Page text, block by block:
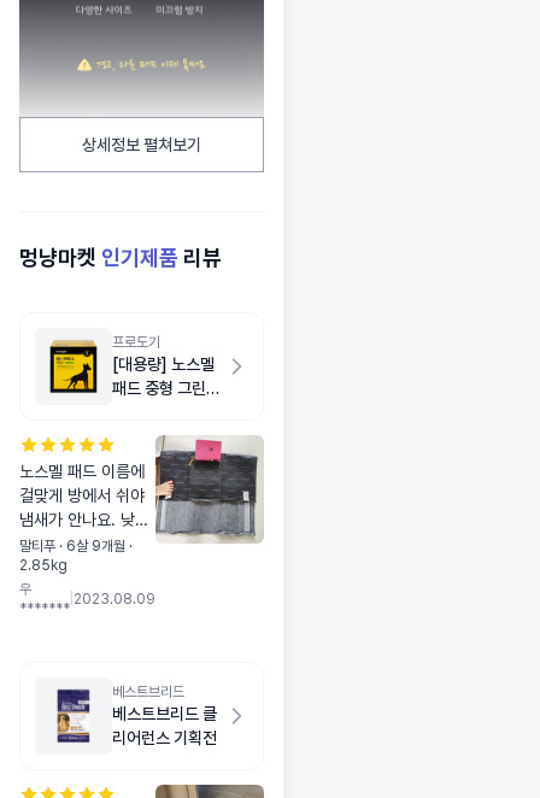
상세정보 펼쳐보기
멍냥마켓 인기제품 리뷰
프로도기
[대용량] 노스멜
패드 중형 그린티
노스멜 패드 이름에
걸맞게 방에서 쉬야
냄새가 안나요. 낮에
는 아침, 저녁 산책을
해서 패드 사용에 쉬
를 안하고, 밤중에 1
새가 안나요. 색도 까
만색이어서 뒷면을
들쳐보지 않으면 쉬
정도네요. 기존에 프
말티푸 · 6살 9개월 ·
2.85kg
우
*******
2023.08.09
베스트브리드
베스트브리드 클
리어런스 기획전